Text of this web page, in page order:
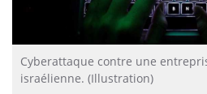
Cyberattaque contre une
israélienne. (Illustration)